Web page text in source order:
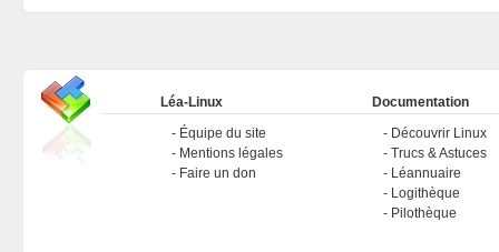
Léa-Linux
Équipe du site
Mentions légales
Faire un don
Documentation
Découvrir Linux
Trucs & Astuces
Léannuaire
Logithèque
Pilothèque